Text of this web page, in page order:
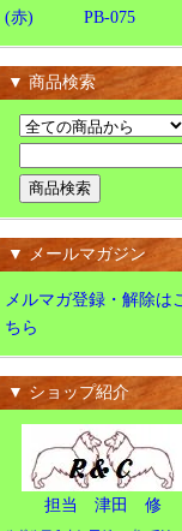
(赤) PB-075
▼ 商品検索
▼ メールマガジン
メルマガ登録・解除は
ちら
▼ ショップ紹介
担当 津田 修